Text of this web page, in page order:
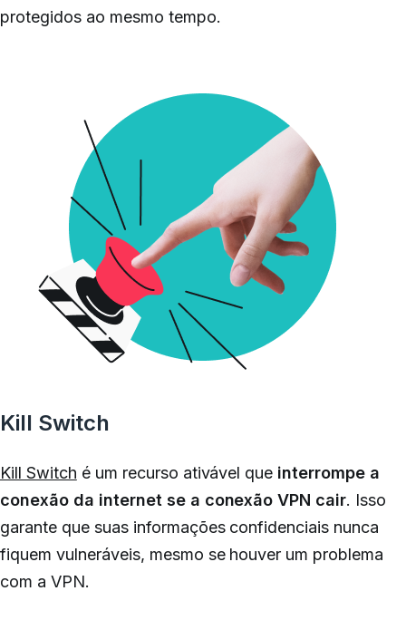
protegidos ao mesmo tempo.
Kill Switch
Kill Switch é um recurso ativável que interrompe a
conexão da internet se a conexão VPN cair. Isso
garante que suas informações confidenciais nunca
fiquem vulneráveis, mesmo se houver um problema
com a VPN.